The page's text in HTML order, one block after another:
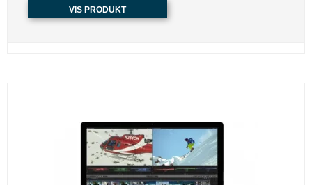
VIS PRODUKT